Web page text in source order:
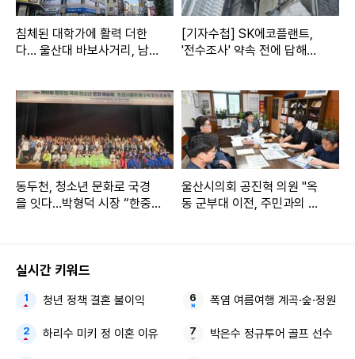
침체된 대학가에 활력 더한
다… 울산대 바보사거리, 남구
[기자수첩] SK에코플랜트,
'전수조사' 약속 전에 답해야
동두천, 청소년 문화로 국경
을 잇다…박형덕 시장 “한중
울산시의회 공진혁 의원 "옥
동 군부대 이전, 주민과의 약
실시간 키워드
청년 정책 결혼 불이익
하리수 미키 정 이혼 이유
폭염 여름여행 계곡·숲·정원
박은수 정규투어 골프 선수